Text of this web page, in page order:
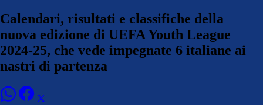
Calendari, risultati e classifiche della
nuova edizione di UEFA Youth League
2024-25, che vede impegnate 6 italiane ai
nastri di partenza